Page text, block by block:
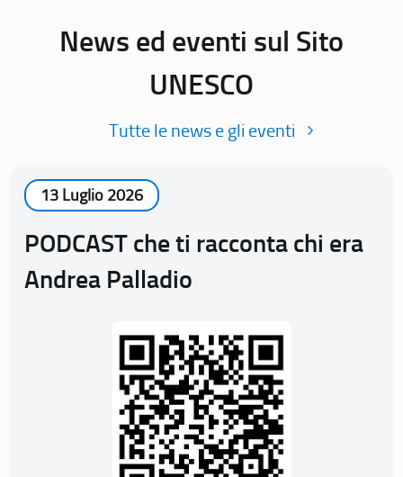
News ed eventi sul Sito
UNESCO
Tutte le news e gli eventi
13 Luglio 2026
PODCAST che ti racconta chi era
Andrea Palladio